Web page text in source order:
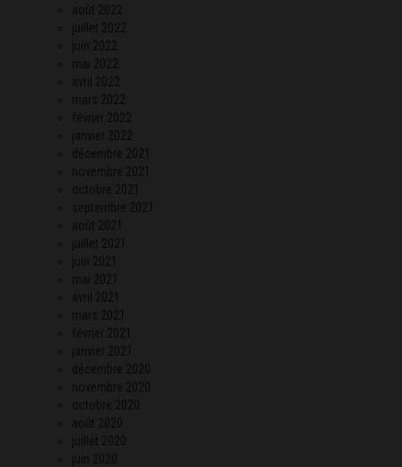
août 2022
juillet 2022
juin 2022
mai 2022
avril 2022
mars 2022
février 2022
janvier 2022
décembre 2021
novembre 2021
octobre 2021
septembre 2021
août 2021
juillet 2021
juin 2021
mai 2021
avril 2021
mars 2021
février 2021
janvier 2021
décembre 2020
novembre 2020
octobre 2020
août 2020
juillet 2020
juin 2020